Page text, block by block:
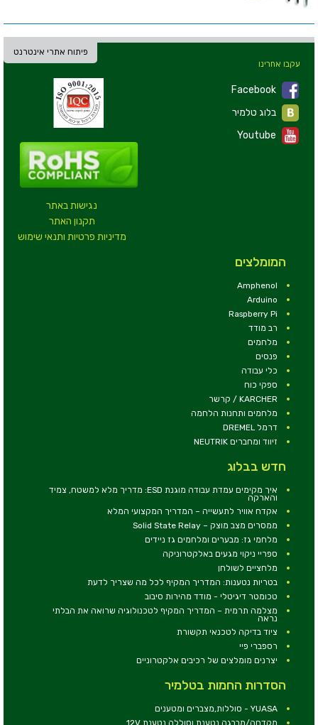
פיתוח אתרי אינטרנט
נגישות באתר
תקנון האתר
מדיניות פרטיות ותנאי שימוש
עקבו אחרינו
Facebook
Youtube
המומלצים
Amphenol
Arduino
Raspberry Pi
רב מודד
מלחמים
פנסים
כלי עבודה
ספקי כוח
KARCHER / קרשר
מלחמים ותחנות הלחמה
דרמל DREMEL
זיווד ומחברים NEUTRIK
חדש בבלוג
איך מקימים עמדת עבודה מוגנת ESD: מדריך מלא למשטח, צמיד
והארקה
אקדח אוויר לתעשייה – המדריך המקצועי המלא
ממסרים מצב מוצק – Solid State Relay
מלחמי גז: מבערים ומלחמים גז ניידים
ספריי ניקוי מגעים באלקטרוניקה
מלחציים לשולחן
בטריות נטענות: המדריך המקיף לכל מה שצריך לדעת
טכומטר דיגיטלי - מודד מהירות סיבוב
מצלמה תרמית – המדריך המקיף לטכנולוגיה שרואה את הבלתי
נראה
ציוד בדיקה לטכנאי תקשורת
רספברי פיי
יצרנים מומלצים של רכיבים אלקטרוניים
הסדרות החמות בטלמיר
YUASA - סוללות,מצברים ומטענים
מקדחה/מברגה נטענת וסוללה נטענת 12V